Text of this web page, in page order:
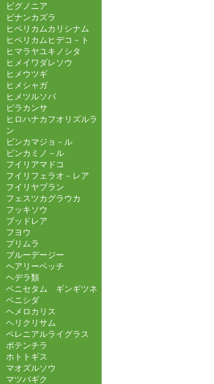
ビグノニア
ビナンカズラ
ヒペリカムカリシナム
ヒペリカムヒデコ－ト
ヒマラヤユキノシタ
ヒメイワダレソウ
ヒメウツギ
ヒメシャガ
ヒメツルソバ
ピラカンサ
ヒロハナカフオリズルラ
ン
ビンカマジョ－ル
ビンカミノ－ル
フイリアマドコ
フイリフェラオ－レア
フイリヤブラン
フェスツカグラウカ
フッキソウ
ブッドレア
フヨウ
プリムラ
ブルーデージー
ヘアリーベッチ
ヘデラ類
ペニセタム ギンギツネ
ベニシダ
ヘメロカリス
ヘリクリサム
ペレニアルライグラス
ポテンチラ
ホトトギス
マオズルソウ
マツバギク